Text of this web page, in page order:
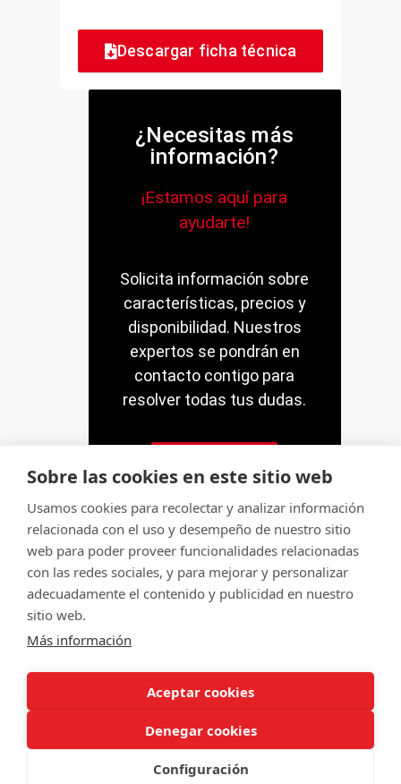
Descargar ficha técnica
¿Necesitas más
información?
¡Estamos aquí para
ayudarte!
Solicita información sobre
características, precios y
disponibilidad. Nuestros
expertos se pondrán en
contacto contigo para
resolver todas tus dudas.
© Servitec S.A.
Todos los derechos reservados
Made byCRONUTS.DIGITAL
Política de cookiesPolítica de calidad
Sobre las cookies en este sitio web
Usamos cookies para recolectar y analizar información
relacionada con el uso y desempeño de nuestro sitio
web para poder proveer funcionalidades relacionadas
con las redes sociales, y para mejorar y personalizar
adecuadamente el contenido y publicidad en nuestro
sitio web.
Más información
Aceptar cookies
Denegar cookies
Configuración